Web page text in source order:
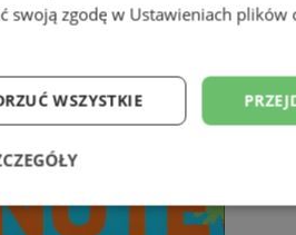
swoją zgodę w Ustawieniach plików
WSZYSTKIE
Wydajność